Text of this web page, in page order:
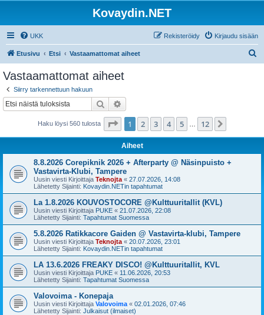
Kovaydin.NET
UKK Kirjaudu sisään
Rekisteröidy
Etusivu Etsi Vastaamattomat aiheet
Vastaamattomat aiheet
Siirry tarkennettuun hakuun
Etsi
Haku löysi 560 tulosta Sivu /12
1 2 3 4 5 12
Aiheet
8.8.2026 Corepiknik 2026 + Afterparty @ Näsinpuisto +
Vastavirta-Klubi, Tampere
Uusin viesti Kirjoittaja Teknojta « 27.07.2026, 14:08
Lähetetty Sijainti: Kovaydin.NETin tapahtumat
La 1.8.2026 KOUVOSTOCORE @Kulttuuritallit (KVL)
Uusin viesti Kirjoittaja PUKE « 21.07.2026, 22:08
Lähetetty Sijainti: Tapahtumat Suomessa
5.8.2026 Ratikkacore Gaiden @ Vastavirta-klubi, Tampere
Uusin viesti Kirjoittaja Teknojta « 20.07.2026, 23:01
Lähetetty Sijainti: Kovaydin.NETin tapahtumat
LA 13.6.2026 FREAKY DISCO! @Kulttuuritallit, KVL
Uusin viesti Kirjoittaja PUKE « 11.06.2026, 20:53
Lähetetty Sijainti: Tapahtumat Suomessa
Valovoima - Konepaja
Uusin viesti Kirjoittaja Valovoima « 02.01.2026, 07:46
Lähetetty Sijainti: Julkaisut (ilmaiset)